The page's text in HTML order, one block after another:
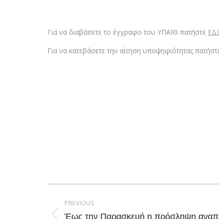
Για να διαβάσετε το έγγραφο του ΥΠΑΙΘ πατήστε
Για να κατεβάσετε την αίτηση υποψηφιότητας
navigation
PREVIOUS
Έως την Παρασκευή η πρόσληψη